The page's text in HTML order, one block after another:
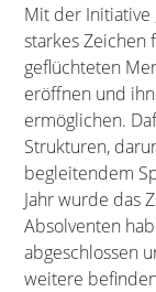
Mit der Initiative
starkes Zeichen
geflüchteten
eröffnen und
ermöglichen.
Strukturen,
begleitendem
Jahr wurde das
Absolventen
abgeschlossen
weitere